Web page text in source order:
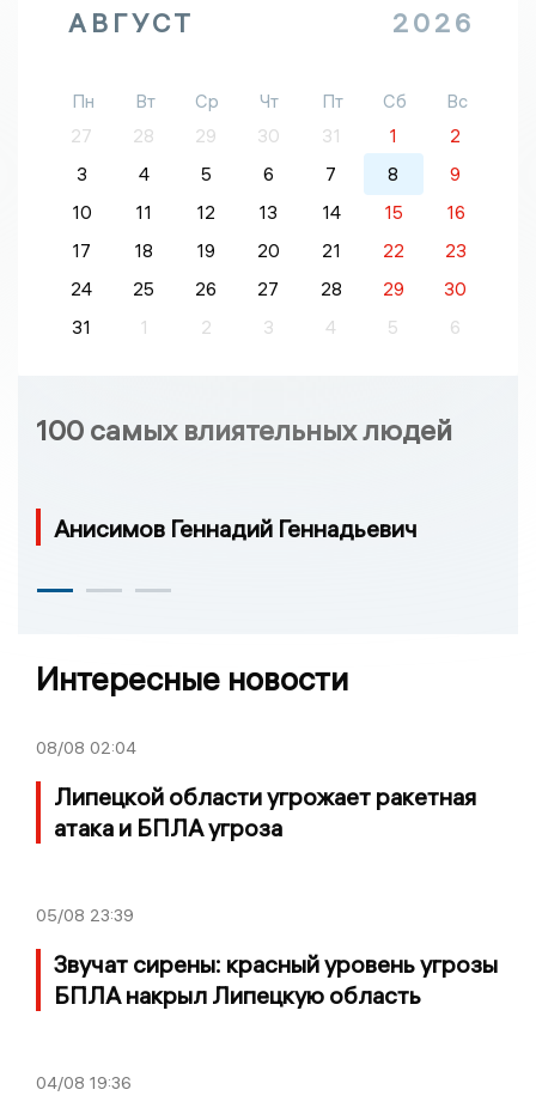
АВГУСТ 2026
Пн Вт Ср Чт Пт Сб
Вс
27
28 29 30 31 1
2
3
4 5 6 7 8
9
10
11 12 13 14 15
16
17
18 19 20 21 22
23
24
25 26 27 28 29
30
31
1 2 3 4 5 6
100 самых влиятельных людей
Анисимов Геннадий Геннадьевич
Интересные новости
08/08 02:04
Липецкой области угрожает ракетная
атака и БПЛА угроза
05/08 23:39
Звучат сирены: красный уровень угрозы
БПЛА накрыл Липецкую область
04/08 19:36